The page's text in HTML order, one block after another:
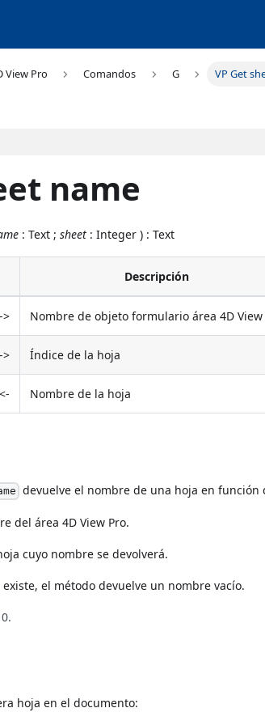
View Pro Comandos G VP Get
name
: Text ;sheet : Integer ) : Text
Descripción
-> Nombre de objeto formulario área 4D View
-> Índice de la hoja
<- Nombre de la hoja
devuelve el nombre de una hoja en función
del área 4D View Pro.
cuyo nombre se devolverá.
el método devuelve un nombre vacío.
hoja en el documento: